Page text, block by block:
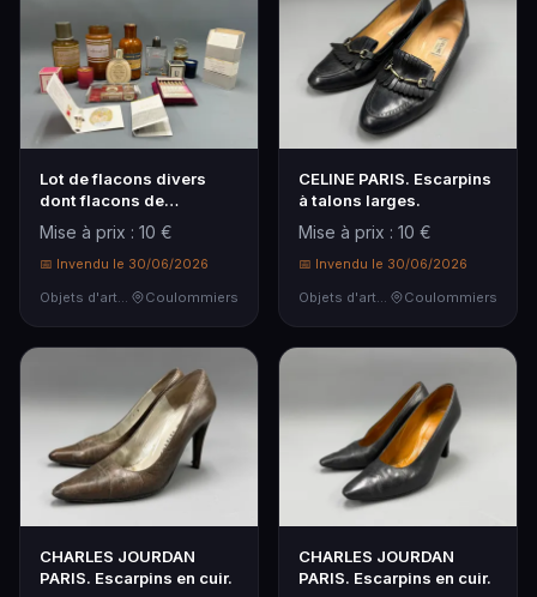
Lot de flacons divers
dont flacons de
pharmacie, flacon de p…
Mise à prix : 10 €
📅 Invendu le 30/06/2026
Objets d'art & Curiosités
Coulommiers
CELINE PARIS. Escarpins
à talons larges.
Mise à prix : 10 €
📅 Invendu le 30/06/2026
Objets d'art & Curiosités
Coulommiers
CHARLES JOURDAN
PARIS. Escarpins en cuir.
CHARLES JOURDAN
PARIS. Escarpins en cuir.